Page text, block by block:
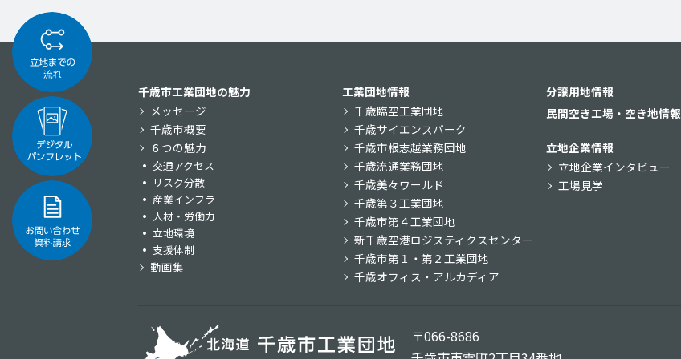
千歳市工業団地の魅力
メッセージ
千歳市概要
６つの魅力
交通アクセス
リスク分散
産業インフラ
人材・労働力
立地環境
支援体制
動画集
工業団地情報
千歳臨空工業団地
千歳サイエンスパーク
千歳市根志越業務団地
千歳流通業務団地
千歳美々ワールド
千歳第３工業団地
千歳市第４工業団地
新千歳空港ロジスティクスセンター
千歳市第１・第２工業団地
千歳オフィス・アルカディア
分譲用地情報
民間空き工場・空き地情報
立地企業情報
立地企業インタビュー
工場見学
〒066-8686